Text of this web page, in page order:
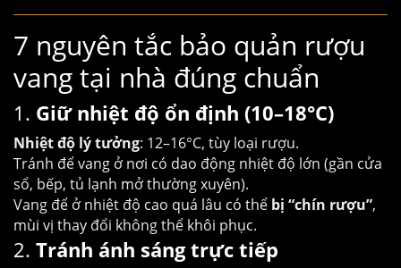
7 nguyên tắc bảo quản rượu
vang tại nhà đúng chuẩn
1. Giữ nhiệt độ ổn định (10–18°C)
Nhiệt độ lý tưởng: 12–16°C, tùy loại rượu.
Tránh để vang ở nơi có dao động nhiệt độ lớn (gần cửa
sổ, bếp, tủ lạnh mở thường xuyên).
Vang để ở nhiệt độ cao quá lâu có thể bị “chín rượu”,
mùi vị thay đổi không thể khôi phục.
2. Tránh ánh sáng trực tiếp